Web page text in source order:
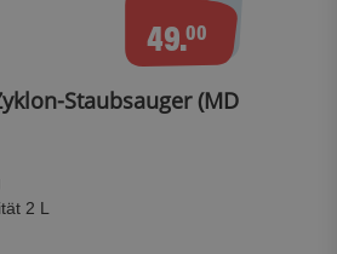
49.00
Staubsauger (MD
2 L